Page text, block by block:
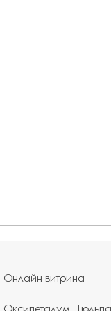
Онлайн витрина
Оксипеталум